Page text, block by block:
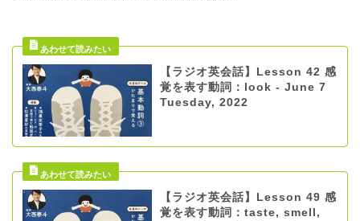
【ラジオ英会話】Lesson 42 感
覚を表す動詞：look - June 7
Tuesday, 2022
【ラジオ英会話】Lesson 49 感
覚を表す動詞：taste, smell,